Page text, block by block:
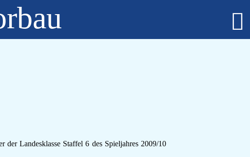
Landesklasse Staffel 6 des Spieljahres 2009/10